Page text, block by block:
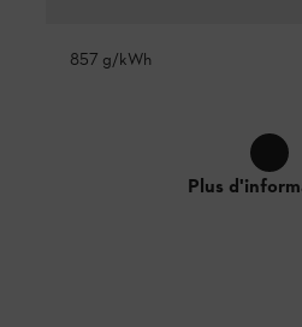
857 g/kWh
Plus